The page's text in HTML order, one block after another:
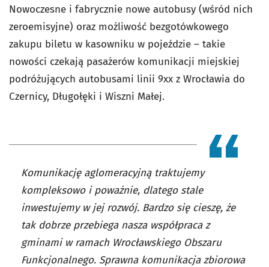
Nowoczesne i fabrycznie nowe autobusy (wśród nich
zeroemisyjne) oraz możliwość bezgotówkowego
zakupu biletu w kasowniku w pojeździe – takie
nowości czekają pasażerów komunikacji miejskiej
podróżujących autobusami linii 9xx z Wrocławia do
Czernicy, Długołęki i Wiszni Małej.
Komunikację aglomeracyjną traktujemy
kompleksowo i poważnie, dlatego stale
inwestujemy w jej rozwój. Bardzo się cieszę, że
tak dobrze przebiega nasza współpraca z
gminami w ramach Wrocławskiego Obszaru
Funkcjonalnego. Sprawna komunikacja zbiorowa